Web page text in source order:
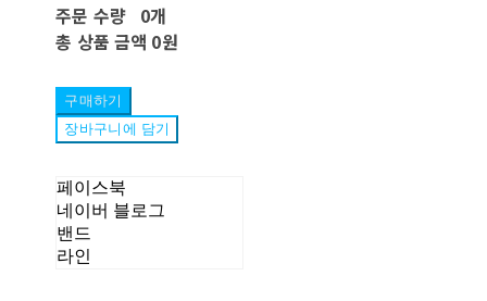
주문 수량 0개
총 상품 금액 0원
구매하기
장바구니에 담기
페이스북
네이버 블로그
밴드
라인